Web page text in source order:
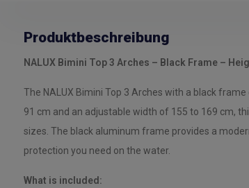
Produktbeschreibung
NALUX Bimini Top 3 Arches – Black Frame –
The NALUX Bimini Top 3 Arches with a black
91 cm and an adjustable width of 155 to 169 cm,
sizes. The black aluminum frame provides a
protection you need on the water.
What is included: